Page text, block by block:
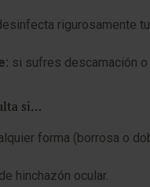
rigurosamente
si sufres descamación o
si…
forma (borrosa o
hinchazón ocular.